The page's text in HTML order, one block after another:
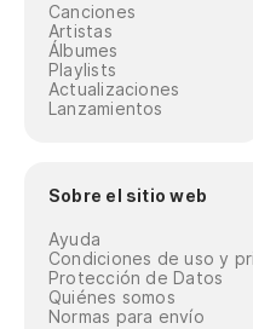
Canciones
Artistas
Álbumes
Playlists
Actualizaciones
Lanzamientos
Sobre el sitio web
Ayuda
Condiciones de uso y
Protección de Datos
Quiénes somos
Normas para envío